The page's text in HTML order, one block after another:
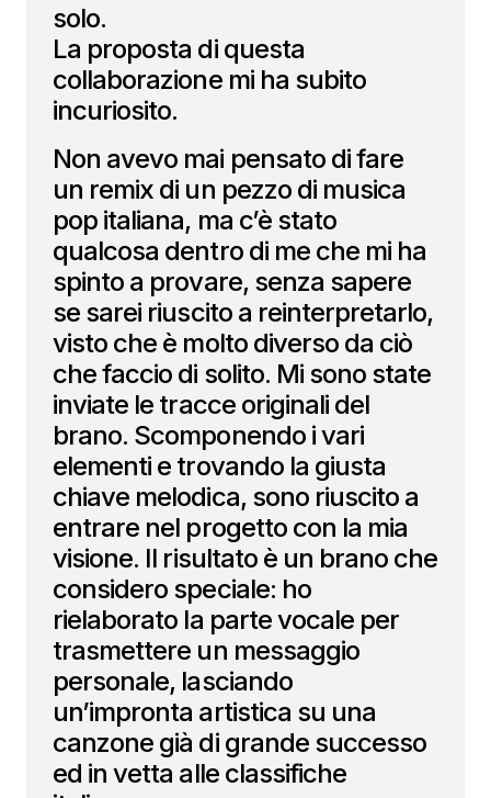
solo.
La proposta di questa
collaborazione mi ha subito
incuriosito.
Non avevo mai pensato di fare
un remix di un pezzo di musica
pop italiana, ma c’è stato
qualcosa dentro di me che mi ha
spinto a provare, senza sapere
se sarei riuscito a reinterpretarlo,
visto che è molto diverso da ciò
che faccio di solito. Mi sono state
inviate le tracce originali del
brano. Scomponendo i vari
elementi e trovando la giusta
chiave melodica, sono riuscito a
entrare nel progetto con la mia
visione. Il risultato è un brano che
considero speciale: ho
rielaborato la parte vocale per
trasmettere un messaggio
personale, lasciando
un’impronta artistica su una
canzone già di grande successo
ed in vetta alle classifiche